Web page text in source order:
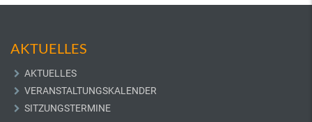
AKTUELLES
AKTUELLES
VERANSTALTUNGSKALENDER
SITZUNGSTERMINE